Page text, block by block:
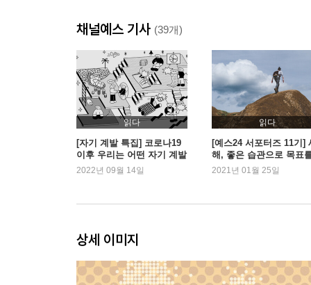
좋은 습관 vs. 나쁜 습관
Chapter 05. 아주 구체적으로 쪼개고 붙여라
습관이 시간과 장소를 만났을 때
Chapter 06. 환경이 행동을 결정한다
아침마다 사과를 먹게 된 비밀 ｜ 왜 집보다 스타
Chapter 07. 나쁜 습관 피하기 기술
‘좋아하는 것’보다 ‘원하는 것’에 끌린다 ｜ 일상에
Chapter 09. 왜 주위 사람에 따라 내 습관이 변할까
채널예스 기사 (39개)
읽다
[자기 계발 특집] 코로나19
이후 우리는 어떤 자기 계발
서를 읽었을까?
2022년 09월 14일
읽다
[예스24 서포터즈 11기]
해, 좋은 습관으로 목표
이루고 싶다면
2021년 01월 25일
상세 이미지